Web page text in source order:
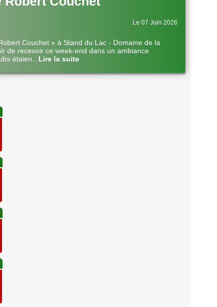
Le 07 Juin 2026
Couchet » à Stand du Lac - Domaine de la
de recevoir ce week-end dans un ambiance
étaien
Lire la suite